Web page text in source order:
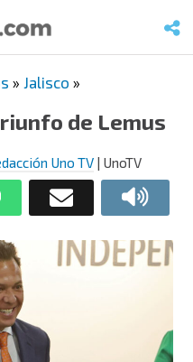
» Jalisco »
de Lemus
Uno TV | UnoTV